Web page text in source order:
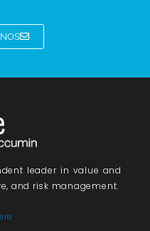
leader in value and
and risk management.